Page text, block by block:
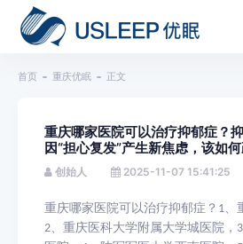
首页 重庆优眠 正文
重庆哪家医院可以治疗抑郁症？
因“担心复发”产生新焦虑，该如
创始人 2025-11-07 15:41:25
重庆哪家医院可以治疗抑郁症？ 1、
2、重庆医科大学附属大学城医院， 3